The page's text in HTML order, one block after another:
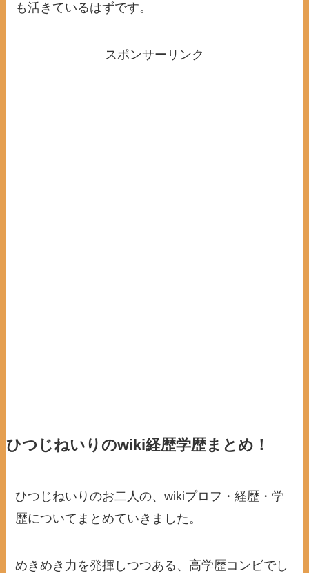
も活きているはずです。
スポンサーリンク
ひつじねいりのwiki経歴学歴まとめ！
ひつじねいりのお二人の、wikiプロフ・経歴・学
歴についてまとめていきました。
めきめき力を発揮しつつある、高学歴コンビでし